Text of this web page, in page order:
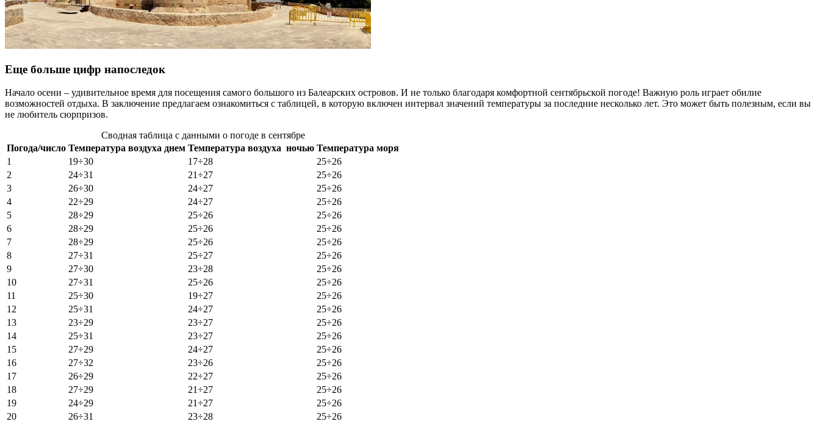
Еще больше цифр напоследок
Начало осени – удивительное время для посещения самого большого из Балеарских островов. И не только благодаря комфортной сентябрьской погоде! Важную роль играет обилие
возможностей отдыха. В заключение предлагаем ознакомиться с таблицей, в которую включен интервал значений температуры за последние несколько лет. Это может быть полезным, если вы
не любитель сюрпризов.
Сводная таблица с данными о погоде в сентябре
Погода/число Температура воздуха днем Температура воздуха ночью Температура моря
1
19÷30 17÷28
25÷26
2
24÷31 21÷27
25÷26
3
26÷30 24÷27
25÷26
4
22÷29 24÷27
25÷26
5
28÷29 25÷26
25÷26
6
28÷29 25÷26
25÷26
7
28÷29 25÷26
25÷26
8
27÷31 25÷27
25÷26
9
27÷30 23÷28
25÷26
10
27÷31 25÷26
25÷26
11
25÷30 19÷27
25÷26
12
25÷31 24÷27
25÷26
13
23÷29 23÷27
25÷26
14
25÷31 23÷27
25÷26
15
27÷29 24÷27
25÷26
16
27÷32 23÷26
25÷26
17
26÷29 22÷27
25÷26
18
27÷29 21÷27
25÷26
19
24÷29 21÷27
25÷26
20
26÷31 23÷28
25÷26